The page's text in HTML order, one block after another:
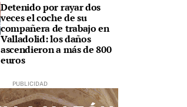
Detenido por rayar dos
veces el coche de su
compañera de trabajo en
Valladolid: los daños
ascendieron a más de 800
euros